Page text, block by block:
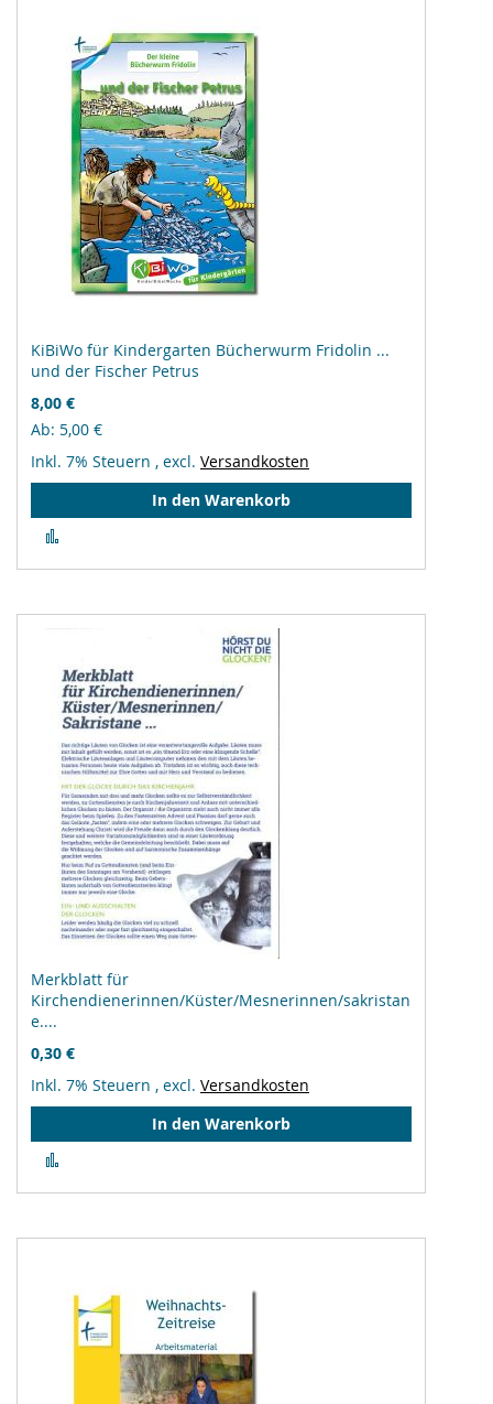
KiBiWo für Kindergarten Bücherwurm Fridolin ...
und der Fischer Petrus
8,00 €
Ab 5,00 €
Inkl. 7% Steuern , excl. Versandkosten
In den Warenkorb
hinzufügen
Merkblatt für
Kirchendienerinnen/Küster/Mesnerinnen/sakristan
e....
0,30 €
Inkl. 7% Steuern , excl. Versandkosten
In den Warenkorb
hinzufügen